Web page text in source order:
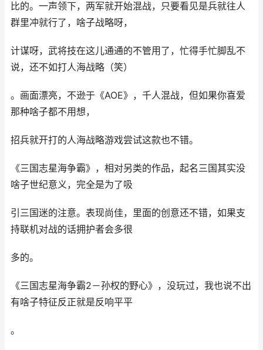
比的。一声领下，两军就开始混战，只要看见是兵就往人
群里冲就行了，啥子战略呀，
计谋呀，武将技在这儿通通的不管用了，忙得手忙脚乱不
说，还不如打人海战略（笑）
。画面漂亮，不逊于《AOE》，千人混战，但如果你喜爱
那种啥子都不用想，
招兵就开打的人海战略游戏尝试这款也不错。
《三国志星海争霸》，相对另类的作品，起名三国其实没
啥子世纪意义，完全是为了吸
引三国迷的注意。表现尚佳，里面的创意还不错，如果支
持联机对战的话拥护者会多很
多的。
《三国志星海争霸2－孙权的野心》，没玩过，我也说不出
有啥子特征反正就是反响平平
。